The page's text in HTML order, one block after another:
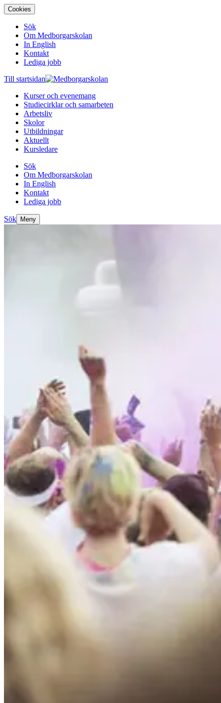
Cookies
Sök
Om Medborgarskolan
In English
Kontakt
Lediga jobb
Till startsidan
Kurser och evenemang
Studiecirklar och samarbeten
Arbetsliv
Skolor
Utbildningar
Aktuellt
Kursledare
Sök
Om Medborgarskolan
In English
Kontakt
Lediga jobb
Sök Meny